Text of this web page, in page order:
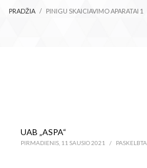
PRADŽIA PINIGU SKAICIAVIMO APARATAI 1
UAB „ASPA“
PIRMADIENIS, 11 SAUSIO 2021 / PASKELBTA